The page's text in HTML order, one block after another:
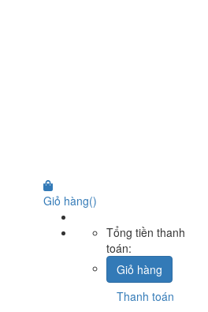
Giỏ hàng()
Tổng tiền thanh
toán:
Giỏ hàng
Thanh toán